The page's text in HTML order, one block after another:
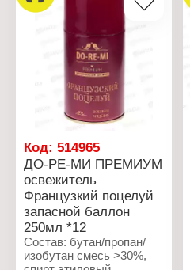
аэрозоль
Объем: 300 мл
Код: 514965
ДО-РЕ-МИ ПРЕМИУМ
освежитель
Французкий поцелуй
запасной баллон
250мл *12
Состав: бутан/пропан/
изобутан смесь >30%,